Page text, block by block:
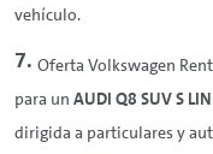
vehículo.
Oferta Volkswagen
para un AUDI Q8 SUV S
dirigida a particulares y